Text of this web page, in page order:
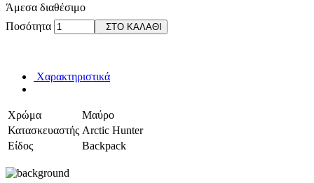
Άμεσα διαθέσιμο
Ποσότητα
ΣΤΟ ΚΑΛΑΘΙ
Χαρακτηριστικά
Χρώμα
Μαύρο
Κατασκευαστής Arctic Hunter
Είδος
Backpack